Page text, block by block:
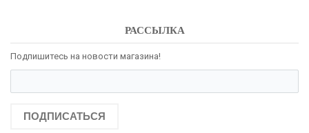
РАССЫЛКА
Подпишитесь на новости магазина!
ПОДПИСАТЬСЯ